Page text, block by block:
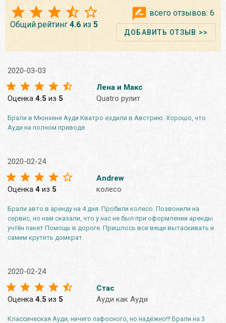
Общий рейтинг 4.6 из 5
всего отзывов: 6
ДОБАВИТЬ ОТЗЫВ >>
2020-03-03
Оценка 4.5 из 5
Лена и Макс
Quatro рулит
Брали в Мюнхене Ауди Кватро ездили в Австрию. Хорошо, что
Ауди на полном приводе.
2020-02-24
Оценка 4 из 5
Andrew
колесо
Брали авто в аренду на 4 дня. Пробили колесо. Позвонили на
сервис, но нам сказали, что у нас не был при оформлении аренды
учтён пакет Помощь в дороге. Пришлось все вещи вытаскивать и
самим крутить домкрат.
2020-02-24
Оценка 4.5 из 5
Стас
Ауди как Ауди
Классическая Ауди, ничего пафосного, но надёжно!!! Брали на 3